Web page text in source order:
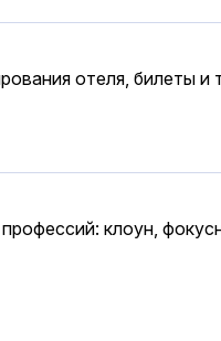
отеля, билеты
клоун,